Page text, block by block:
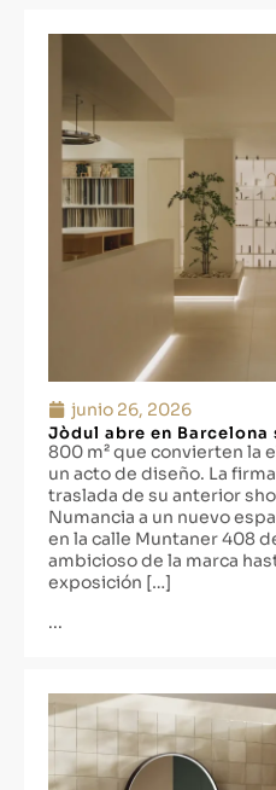
junio 26, 2026
Jòdul abre en Barcelona
800 m² que convierten la
un acto de diseño. La
traslada de su anterior
Numancia a un nuevo
en la calle Muntaner 408
ambicioso de la marca
exposición […]
...